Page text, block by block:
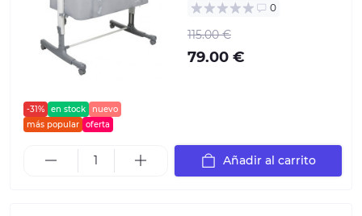
-31% en stock
nuevo
más popular
oferta
0
115.00 €
79.00 €
Añadir al carrito